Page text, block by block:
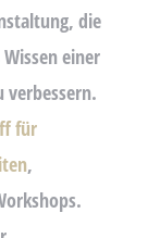
die
einer
verbessern.
für
,